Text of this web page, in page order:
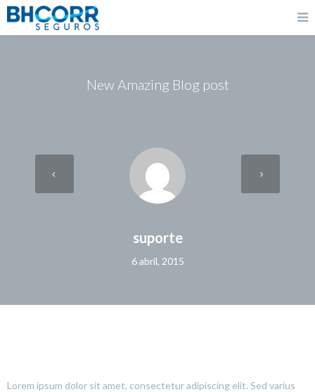
New Amazing Blog post
suporte
6 abril, 2015
Lorem ipsum dolor sit amet, consectetur adipiscing elit. Sed varius